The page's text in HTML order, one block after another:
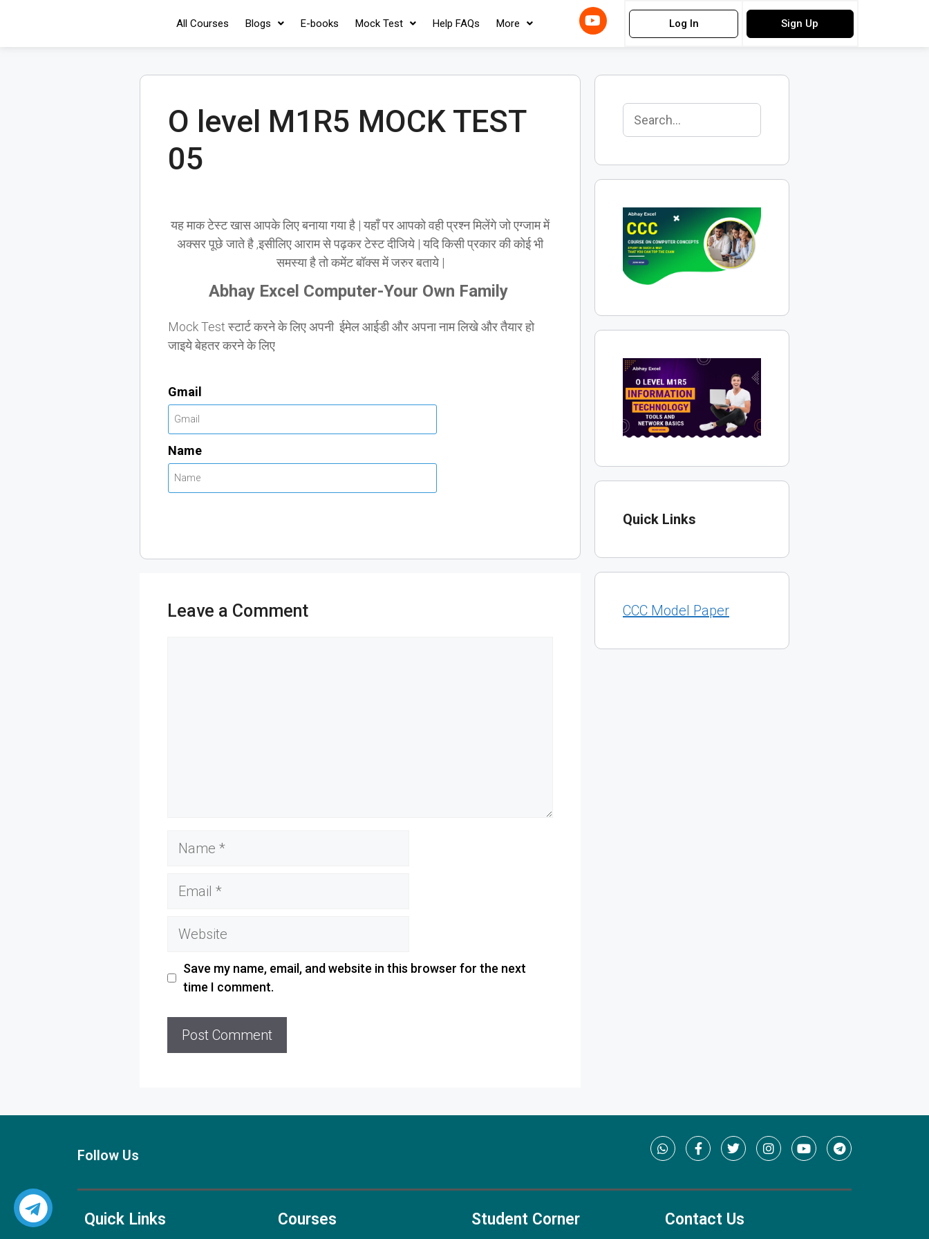
All Courses Blogs E-books Mock Test Help FAQs More Log In Sign Up
O level M1R5 MOCK TEST
05
यह माक टेस्ट खास आपके लिए बनाया गया है | यहाँ पर आपको वही प्रश्न मिलेंगे जो एग्जाम में
अक्सर पूछे जाते है ,इसीलिए आराम से पढ़कर टेस्ट दीजिये | यदि किसी प्रकार की कोई भी
समस्या है तो कमेंट बॉक्स में जरुर बताये |
Abhay Excel Computer-Your Own Family
Mock Test स्टार्ट करने के लिए अपनी ईमेल आईडी और अपना नाम लिखे और तैयार हो
जाइये बेहतर करने के लिए
Gmail
Name
Leave a Comment
Save my name, email, and website in this browser for the next
time I comment.
Quick Links
CCC Model Paper
Follow Us
Quick Links Courses Student Corner Contact Us